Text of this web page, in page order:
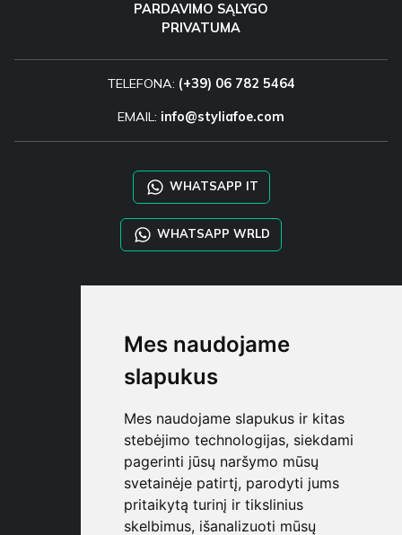
Mes naudojame
slapukus
Mes naudojame slapukus ir kitas
stebėjimo technologijas, siekdami
pagerinti jūsų naršymo mūsų
svetainėje patirtį, parodyti jums
pritaikytą turinį ir tikslinius
skelbimus, išanalizuoti mūsų
PARDAVIMO SĄLYGO
PRIVATUMA
TELEFONA: (+39) 06 782 5464
EMAIL: info@styliafoe.com
WHATSAPP IT
WHATSAPP WRLD
TAYLOR MADE ORDERS
REGISTRUOT
PRISIJUNGT
PIRKINIŲ KREPŠELI